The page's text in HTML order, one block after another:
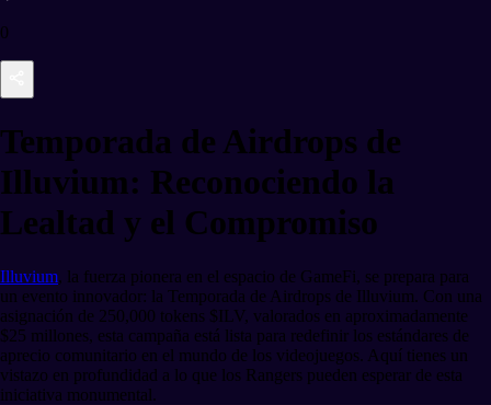
0
Temporada de Airdrops de
Illuvium: Reconociendo la
Lealtad y el Compromiso
Illuvium, la fuerza pionera en el espacio de GameFi, se prepara para
un evento innovador: la Temporada de Airdrops de Illuvium. Con una
asignación de 250,000 tokens $ILV, valorados en aproximadamente
$25 millones, esta campaña está lista para redefinir los estándares de
aprecio comunitario en el mundo de los videojuegos. Aquí tienes un
vistazo en profundidad a lo que los Rangers pueden esperar de esta
iniciativa monumental.